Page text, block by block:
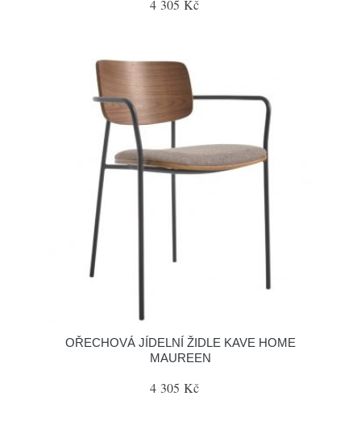
4 305 Kč
OŘECHOVÁ JÍDELNÍ ŽIDLE KAVE HOME
MAUREEN
4 305 Kč